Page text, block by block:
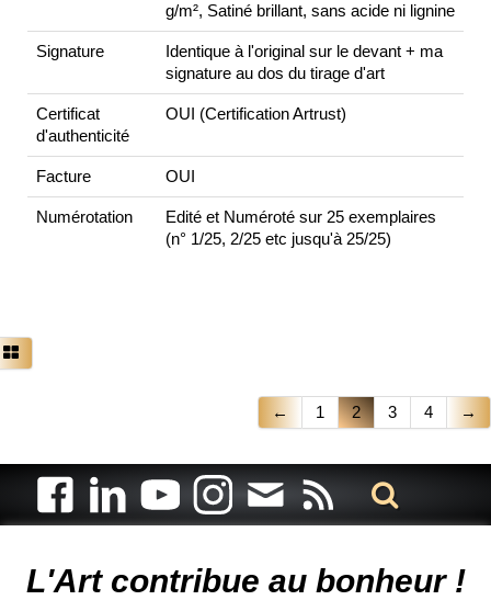
g/m², Satiné brillant, sans acide ni lignine
Signature
Identique à l'original sur le devant + ma
signature au dos du tirage d'art
Certificat
d'authenticité
OUI (Certification Artrust)
Facture OUI
Numérotation
Edité et Numéroté sur 25 exemplaires
(n° 1/25, 2/25 etc jusqu'à 25/25)
← 1 2 3 4 →
L'Art contribue au bonheur !